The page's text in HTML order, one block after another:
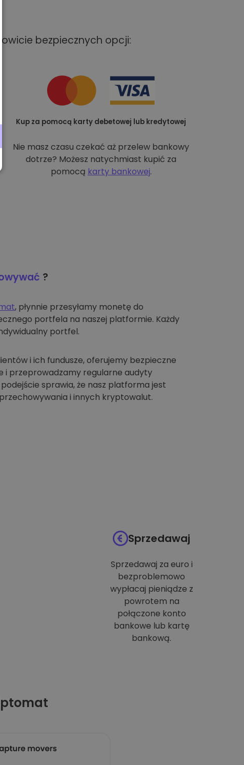
bezpiecznych opcji:
Kup za pomocą karty debetowej lub kredytowej
Nie masz czasu czekać aż przelew bankowy
dotrze? Możesz natychmiast kupić za
pomocą karty bankowej.
?
, płynnie przesyłamy monetę do
portfela na naszej platformie. Każdy
portfel.
i ich fundusze, oferujemy bezpieczne
i przeprowadzamy regularne audyty
sprawia, że nasz platforma jest
i innych kryptowalut.
Sprzedawaj
Sprzedawaj za euro i
bezproblemowo
wypłacaj pieniądze z
powrotem na
połączone konto
bankowe lub kartę
bankową.